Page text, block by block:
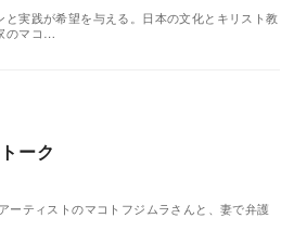
実践が希望を与える。日本の文化とキリスト教
のマコ…
ーク
ーティストのマコトフジムラさんと、妻で弁護